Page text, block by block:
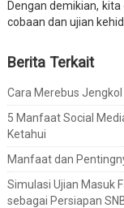
Dengan demikian,
cobaan dan ujian
Berita Terkait
Cara Merebus
5 Manfaat Social
Ketahui
Manfaat dan
Simulasi Ujian Masuk
sebagai Persiapan